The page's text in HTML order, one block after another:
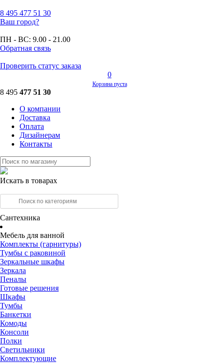
8 495 477 51 30
Ваш город?
ПН - ВС: 9.00 - 21.00
Обратная связь
Проверить статус заказа
0
Корзина пуста
8 495 477 51 30
О компании
Доставка
Оплата
Дизайнерам
Контакты
Искать в товарах
Сантехника
Мебель для ванной
Комплекты (гарнитуры)
Тумбы с раковиной
Зеркальные шкафы
Зеркала
Пеналы
Готовые решения
Шкафы
Тумбы
Банкетки
Комоды
Консоли
Полки
Светильники
Комплектующие